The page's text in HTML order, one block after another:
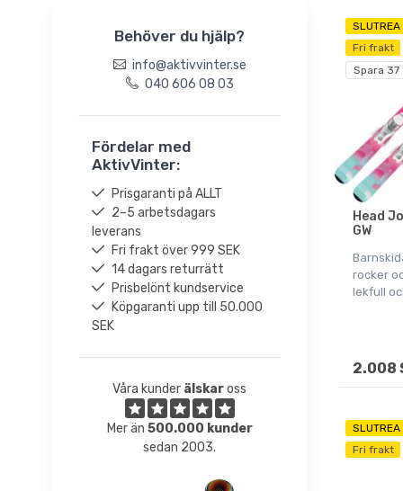
184cm
19,5
20,5
23,5
24,5
25,5
26,5
27,5
28,5
29,5
52-55cm
56-59cm
87cm
Onesize
Behöver du hjälp?
info@aktivvinter.se
040 606 08 03
Fördelar med
AktivVinter:
Prisgaranti på ALLT
2–5 arbetsdagars
leverans
Fri frakt över 999 SEK
14 dagars returrätt
Prisbelönt kundservice
Köpgaranti upp till 50.000
SEK
Våra kunder älskaross
Mer än 500.000 kunder
sedan 2003.
SLUTREA
Fri frakt
Spara 37
Head
GW
rocker
lekfull
2.008
SLUTREA
Fri frakt